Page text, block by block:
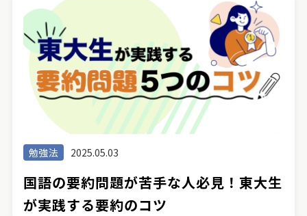
勉強法 2025.05.03
国語の要約問題が苦手な人必見！東大生
が実践する要約のコツ